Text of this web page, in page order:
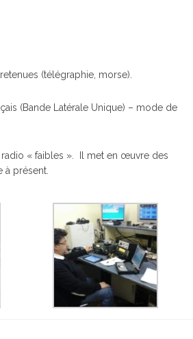
(télégraphie, morse).
(Bande Latérale Unique) – mode de
radio « faibles ». Il met en œuvre des
présent.